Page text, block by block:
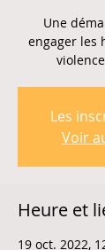
Une
engager les
Les
Voir
Heure et
19 oct. 2022,